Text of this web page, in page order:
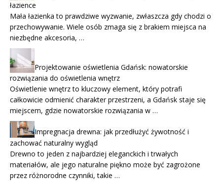
łazience
Mała łazienka to prawdziwe wyzwanie, zwłaszcza gdy chodzi o
przechowywanie. Wiele osób zmaga się z brakiem miejsca na
niezbędne akcesoria, …
Projektowanie oświetlenia Gdańsk: nowatorskie
rozwiązania do oświetlenia wnętrz
Oświetlenie wnętrz to kluczowy element, który potrafi
całkowicie odmienić charakter przestrzeni, a Gdańsk staje się
miejscem, gdzie nowatorskie rozwiązania w …
Impregnacja drewna: jak przedłużyć żywotność i
zachować naturalny wygląd
Drewno to jeden z najbardziej eleganckich i trwałych
materiałów, ale jego naturalne piękno może być zagrożone
przez różnorodne czynniki, takie …